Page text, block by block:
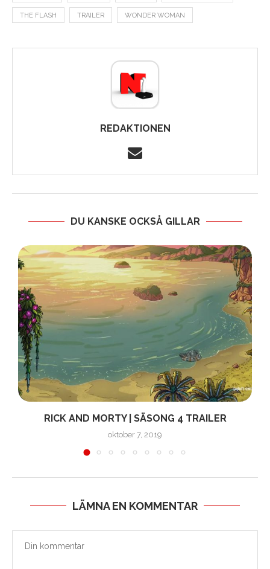
THE FLASH TRAILER WONDER WOMAN
REDAKTIONEN
DU KANSKE OCKSÅ GILLAR
RICK AND MORTY | SÄSONG 4 TRAILER
oktober 7, 2019
LÄMNA EN KOMMENTAR